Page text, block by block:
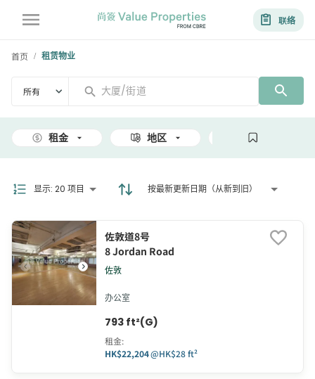
联络
首页 / 租赁物业
所有
租金 地区 面积
显示: 20 项目 按最新更新日期（从新到旧）
佐敦道8号
8 Jordan Road
佐敦
办公室
793 ft²(G)
租金:
HK$22,204@HK$28 ft²